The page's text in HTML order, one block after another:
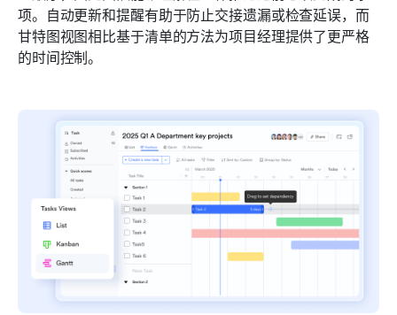
项。自动更新和提醒有助于防止交接遗漏或检查延误，而
甘特图视图相比基于清单的方法为项目经理提供了更严格
的时间控制。